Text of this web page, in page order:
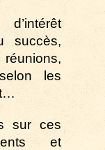
succès,
les
sur ces
et